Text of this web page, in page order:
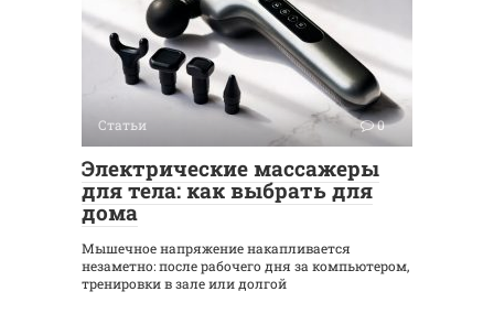
Статьи 0
Электрические массажеры
для тела: как выбрать для
дома
Мышечное напряжение накапливается
незаметно: после рабочего дня за компьютером,
тренировки в зале или долгой